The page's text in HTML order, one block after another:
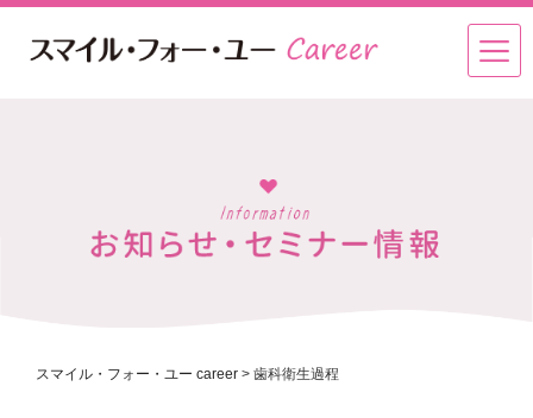
スマイル・フォー・ユー career > 歯科衛生過程